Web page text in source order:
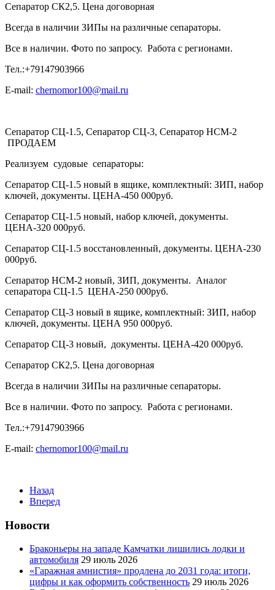
Сепаратор СК2,5. Цена договорная
Всегда в наличии ЗИПы на различные сепараторы.
Все в наличии. Фото по запросу. Работа с регионами.
Тел.:+79147903966
E-mail: chernomor100@mail.ru
Сепаратор СЦ-1.5, Сепаратор СЦ-3, Сепаратор НСМ-2
ПРОДАЕМ
Реализуем судовые сепараторы:
Сепаратор СЦ-1.5 новый в ящике, комплектный: ЗИП, набор
ключей, документы. ЦЕНА-450 000руб.
Сепаратор СЦ-1.5 новый, набор ключей, документы.
ЦЕНА-320 000руб.
Сепаратор СЦ-1.5 восстановленный, документы. ЦЕНА-230
000руб.
Сепаратор НСМ-2 новый, ЗИП, документы. Аналог
сепаратора СЦ-1.5 ЦЕНА-250 000руб.
Сепаратор СЦ-3 новый в ящике, комплектный: ЗИП, набор
ключей, документы. ЦЕНА 950 000руб.
Сепаратор СЦ-3 новый, документы. ЦЕНА-420 000руб.
Сепаратор СК2,5. Цена договорная
Всегда в наличии ЗИПы на различные сепараторы.
Все в наличии. Фото по запросу. Работа с регионами.
Тел.:+79147903966
E-mail: chernomor100@mail.ru
Назад
Вперед
Новости
Браконьеры на западе Камчатки лишились лодки и
автомобиля 29 июль 2026
«Гаражная амнистия» продлена до 2031 года: итоги,
цифры и как оформить собственность 29 июль 2026